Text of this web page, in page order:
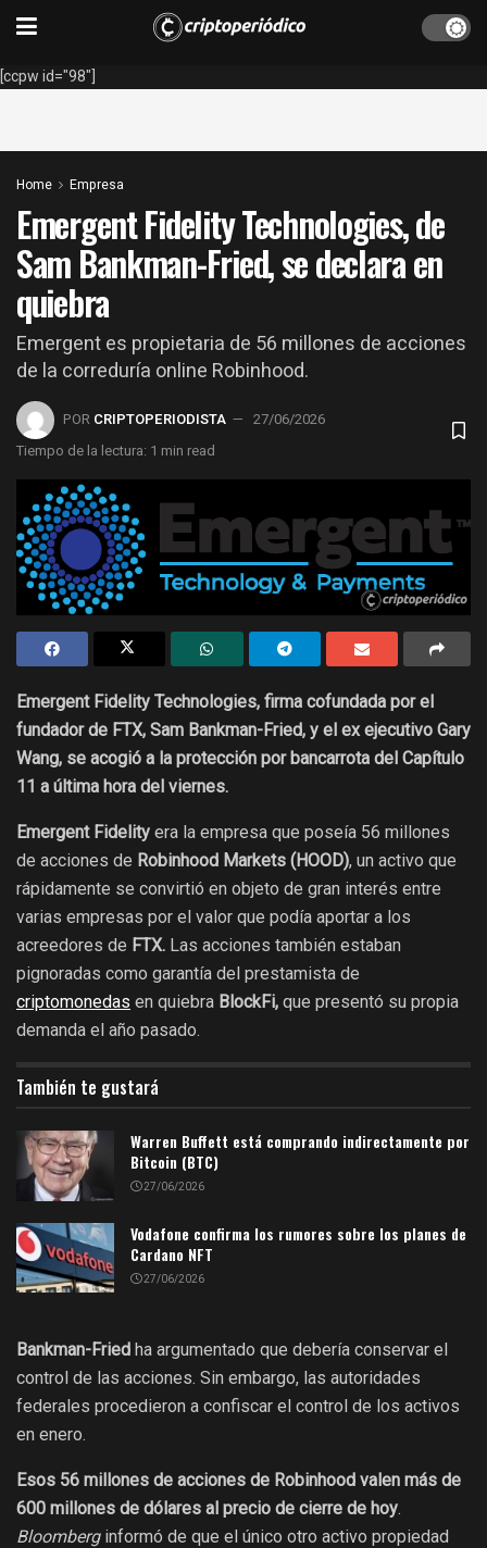
[ccpw id="98"]
Home Empresa
Emergent Fidelity Technologies, de
Sam Bankman-Fried, se declara en
quiebra
Emergent es propietaria de 56 millones de acciones
de la correduría online Robinhood.
POR CRIPTOPERIODISTA
27/06/2026
Tiempo de la lectura: 1 min read
Emergent Fidelity Technologies, firma cofundada por el
fundador de FTX, Sam Bankman-Fried, y el ex ejecutivo Gary
Wang, se acogió a la protección por bancarrota del Capítulo
11 a última hora del viernes.
Emergent Fidelity era la empresa que poseía 56 millones
de acciones de Robinhood Markets (HOOD), un activo que
rápidamente se convirtió en objeto de gran interés entre
varias empresas por el valor que podía aportar a los
acreedores de FTX. Las acciones también estaban
pignoradas como garantía del prestamista de
criptomonedas en quiebra BlockFi, que presentó su propia
demanda el año pasado.
También te gustará
Warren Buffett está comprando indirectamente por
Bitcoin (BTC)
27/06/2026
Vodafone confirma los rumores sobre los planes de
Cardano NFT
27/06/2026
Bankman-Fried ha argumentado que debería conservar el
control de las acciones. Sin embargo, las autoridades
federales procedieron a confiscar el control de los activos
en enero.
Esos 56 millones de acciones de Robinhood valen más de
600 millones de dólares al precio de cierre de hoy.
Bloomberginformó de que el único otro activo propiedad